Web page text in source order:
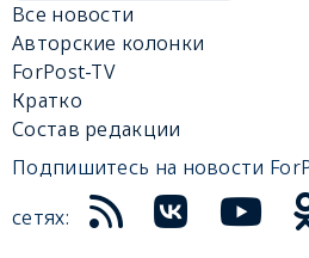
Все новости
Авторские колонки
ForPost-TV
Кратко
Состав редакции
Подпишитесь на новости
сетях: